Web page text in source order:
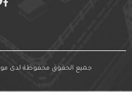
جميع الحقوق محفوظة لدى موقع